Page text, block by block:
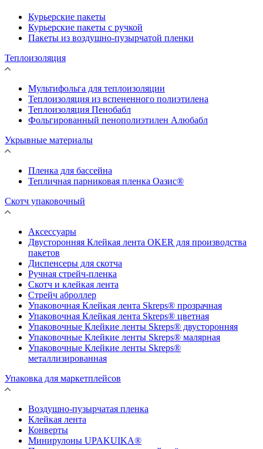
Курьерские пакеты
Курьерские пакеты с ручкой
Пакеты из воздушно-пузырчатой пленки
Теплоизоляция
Мультифольга для теплоизоляции
Теплоизоляция из вспененного полиэтилена
Теплоизоляция Пенобабл
Фольгированный пенополиэтилен Алюбабл
Укрывные материалы
Пленка для бассейна
Тепличная парниковая пленка Оазис®
Скотч упаковочный
Аксессуары
Двусторонняя Клейкая лента OKER для производства
пакетов
Диспенсеры для скотча
Ручная стрейч-пленка
Скотч и клейкая лента
Стрейч аброллер
Упаковочная Клейкая лента Skreps® прозрачная
Упаковочная Клейкая лента Skreps® цветная
Упаковочные Клейкие ленты Skreps® двусторонняя
Упаковочные Клейкие ленты Skreps® малярная
Упаковочные Клейкие ленты Skreps®
металлизированная
Упаковка для маркетплейсов
Воздушно-пузырчатая пленка
Клейкая лента
Конверты
Минирулоны UPAKUIKA®